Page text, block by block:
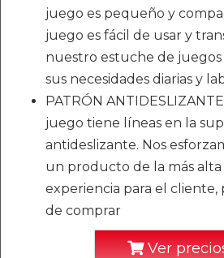
juego es pequeño y
juego es fácil de usar y
nuestro estuche de
sus necesidades diarias y
PATRÓN
juego tiene líneas en la
antideslizante. Nos
un producto de la más
experiencia para el
de comprar
Ver